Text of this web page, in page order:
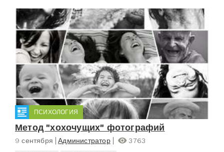
ПСИХОЛОГИЯ
Метод "хохочущих" фотографий
9 сентября Администратор
3763